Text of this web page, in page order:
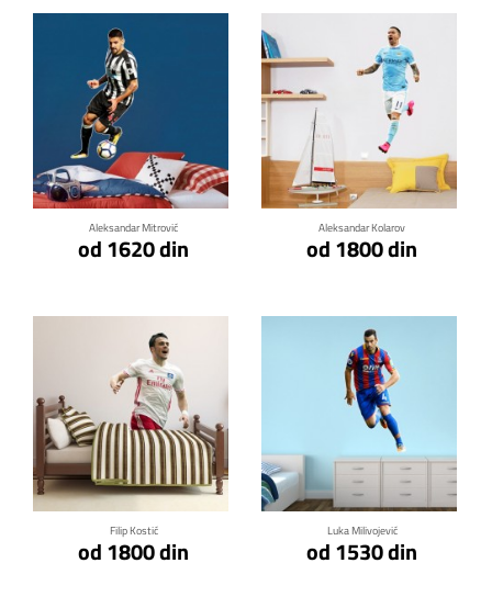
Aleksandar Mitrović
od 1620 din
Klikni za detalje
Aleksandar Kolarov
od 1800 din
Klikni za detalje
Filip Kostić
od 1800 din
Klikni za detalje
Luka Milivojević
od 1530 din
Klikni za detalje